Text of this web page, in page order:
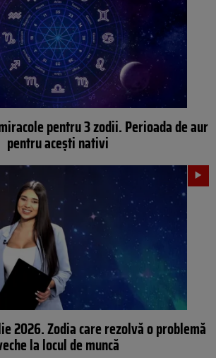
pentru 3 zodii. Perioada de aur
pentru acești nativi
2026. Zodia care rezolvă o problemă
la locul de muncă